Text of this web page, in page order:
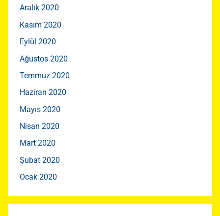
Aralık 2020
Kasım 2020
Eylül 2020
Ağustos 2020
Temmuz 2020
Haziran 2020
Mayıs 2020
Nisan 2020
Mart 2020
Şubat 2020
Ocak 2020